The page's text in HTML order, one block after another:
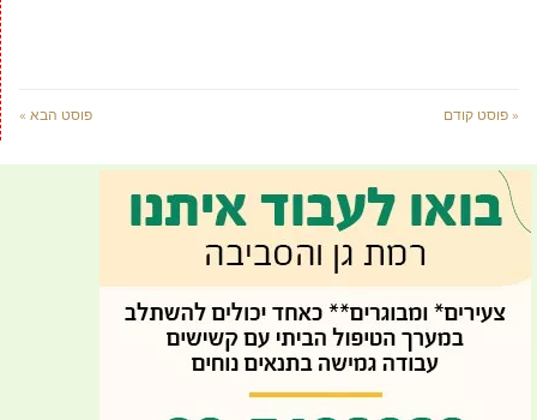
« פוסט קודם פוסט הבא »